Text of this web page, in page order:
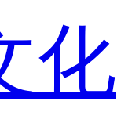
化